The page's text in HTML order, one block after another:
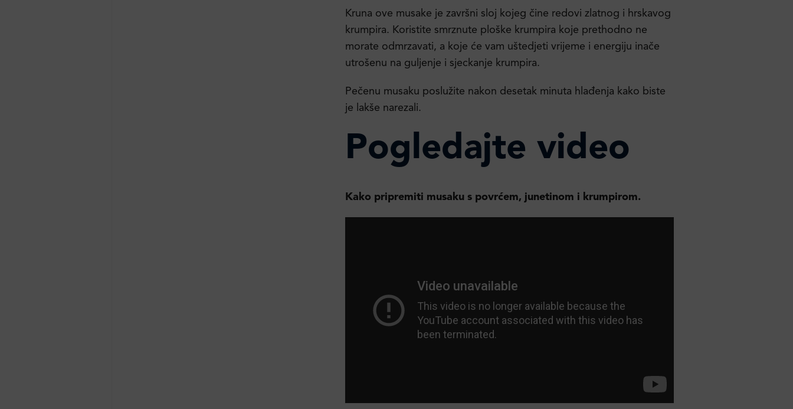
Kruna ove musake je završni sloj kojeg čine redovi zlatnog i hrskavog
krumpira. Koristite smrznute ploške krumpira koje prethodno ne
morate odmrzavati, a koje će vam uštedjeti vrijeme i energiju inače
utrošenu na guljenje i sjeckanje krumpira.
Pečenu musaku poslužite nakon desetak minuta hlađenja kako biste
je lakše narezali.
Pogledajte video
Kako pripremiti musaku s povrćem, junetinom i krumpirom.